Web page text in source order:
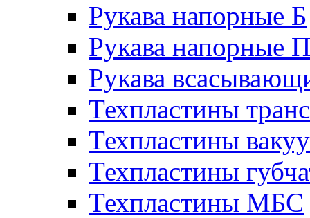
Рукава напорные Б
Рукава напорные П
Рукава
Техпластины
Техпластины
Техпластины
Техпластины МБС